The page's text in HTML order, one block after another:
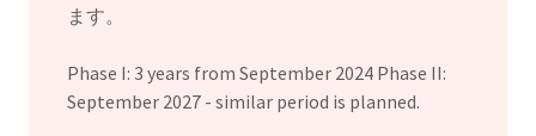
ます。
Phase I: 3 years from September 2024 Phase II:
September 2027 - similar period is planned.